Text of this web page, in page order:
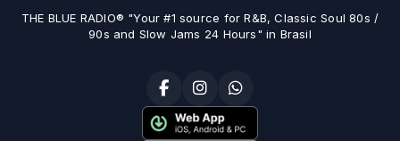
THE BLUE RADIO® "Your #1 source for R&B, Classic Soul 80s /
90s and Slow Jams 24 Hours" in Brasil